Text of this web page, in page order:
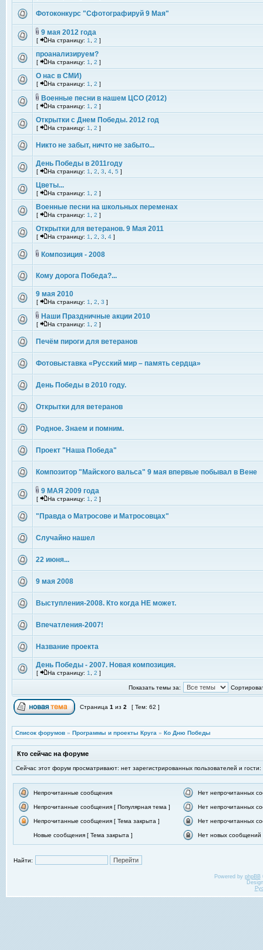
Фотоконкурс "Сфотографируй 9 Мая"
9 мая 2012 года
[ На страницу: 1 2 ]
проанализируем?
[ На страницу: 1 2 ]
О нас в СМИ)
[ На страницу: 1 2 ]
Военные песни в нашем ЦСО (2012)
[ На страницу: 1 2 ]
Открытки с Днем Победы. 2012 год
[ На страницу: 1 2 ]
Никто не забыт, ничто не забыто...
День Победы в 2011году
[ На страницу: 1 2 3 4 5 ]
Цветы...
[ На страницу: 1 2 ]
Военные песни на школьных переменах
[ На страницу: 1 2 ]
Открытки для ветеранов. 9 Мая 2011
[ На страницу: 1 2 3 4 ]
Композиция - 2008
Кому дорога Победа?...
9 мая 2010
[ На страницу: 1 2 3 ]
Наши Праздничные акции 2010
[ На страницу: 1 2 ]
Печём пироги для ветеранов
Фотовыставка «Русский мир – память сердца»
День Победы в 2010 году.
Открытки для ветеранов
Родное. Знаем и помним.
Проект "Наша Победа"
Композитор "Майского вальса" 9 мая впервые побывал в Вене
9 МАЯ 2009 года
[ На страницу: 1 2 ]
"Правда о Матросове и Матросовцах"
Случайно нашел
22 июня...
9 мая 2008
Выступления-2008. Кто когда НЕ может.
Впечатления-2007!
Название проекта
День Победы - 2007. Новая композиция.
[ На страницу: 1 2 ]
Показать темы за:
Страница 1 из 2 [ Тем: 62 ]
Список форумов » Программы и проекты Круга » Ко Дню Победы
Кто сейчас на форуме
Сейчас этот форум просматривают: нет зарегистрированных пользователей и гости:
Непрочитанные сообщения Нет непрочитанных
Непрочитанные сообщения [ Популярная тема ] Нет непрочитанных
Непрочитанные сообщения [ Тема закрыта ] Нет непрочитанных
Новые сообщения [ Тема закрыта ] Нет новых сообщений
Найти:
Powered by phpBB